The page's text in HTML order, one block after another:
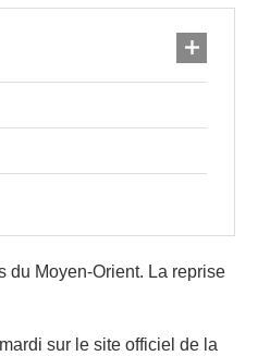
du Moyen-Orient. La reprise
sur le site officiel de la